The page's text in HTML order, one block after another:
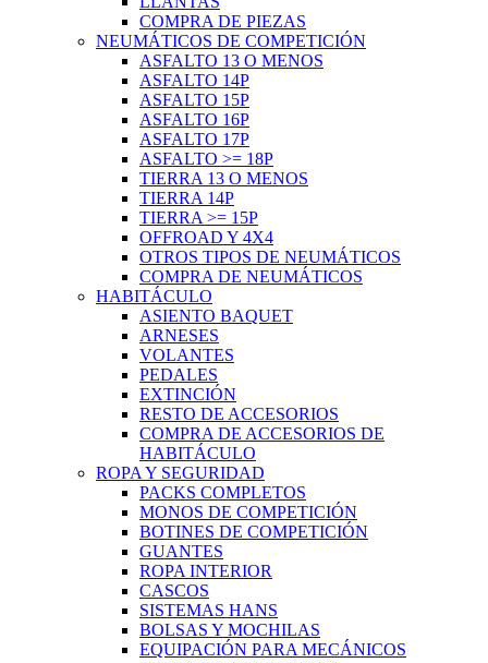
COMPRA DE PIEZAS
NEUMÁTICOS DE COMPETICIÓN
ASFALTO 13 O MENOS
ASFALTO 14P
ASFALTO 15P
ASFALTO 16P
ASFALTO 17P
ASFALTO >= 18P
TIERRA 13 O MENOS
TIERRA 14P
TIERRA >= 15P
OFFROAD Y 4X4
OTROS TIPOS DE NEUMÁTICOS
COMPRA DE NEUMÁTICOS
HABITÁCULO
ASIENTO BAQUET
ARNESES
VOLANTES
PEDALES
EXTINCIÓN
RESTO DE ACCESORIOS
COMPRA DE ACCESORIOS DE
HABITÁCULO
ROPA Y SEGURIDAD
PACKS COMPLETOS
MONOS DE COMPETICIÓN
BOTINES DE COMPETICIÓN
GUANTES
ROPA INTERIOR
CASCOS
SISTEMAS HANS
BOLSAS Y MOCHILAS
EQUIPACIÓN PARA MECÁNICOS